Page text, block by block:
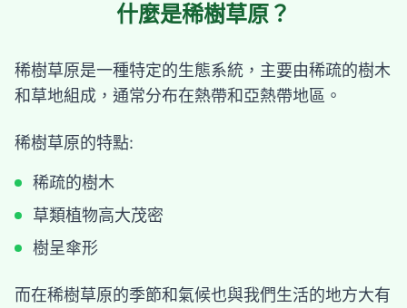
什麼是稀樹草原？
稀樹草原是一種特定的生態系統，主要由稀疏的樹木
和草地組成，通常分布在熱帶和亞熱帶地區。
稀樹草原的特點:
稀疏的樹木
草類植物高大茂密
樹呈傘形
而在稀樹草原的季節和氣候也與我們生活的地方大有